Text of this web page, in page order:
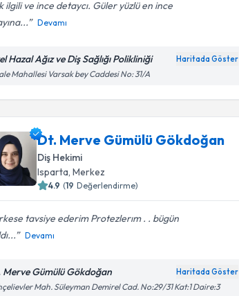
ilgili ve ince detaycı. Güler yüzlü en ince
Devamı
Hazal Ağız ve Diş Sağlığı Polikliniği Haritada Göster
Mahallesi Varsak bey Caddesi No: 31/A
Dt. Merve Gümülü Gökdoğan
Diş Hekimi
Isparta, Merkez
4.9 (19 Değerlendirme)
tavsiye ederim Protezlerım . . bügün
Devamı
Merve Gümülü Gökdoğan Haritada Göster
Mah. Süleyman Demirel Cad. No:29/31 Kat:1 Daire:3